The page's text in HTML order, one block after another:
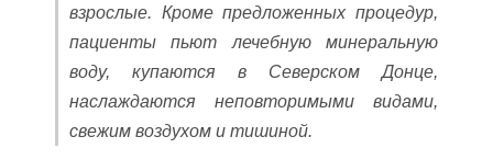
взрослые. Кроме предложенных процедур,
пациенты пьют лечебную минеральную
воду, купаются в Северском Донце,
наслаждаются неповторимыми видами,
свежим воздухом и тишиной.